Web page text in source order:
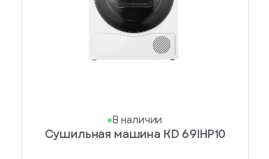
В наличии
Сушильная машина KD 69IHP10